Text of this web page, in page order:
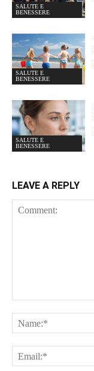
SALUTE E
BENESSERE
SALUTE E
BENESSERE
SALUTE E
BENESSERE
LEAVE A REPLY